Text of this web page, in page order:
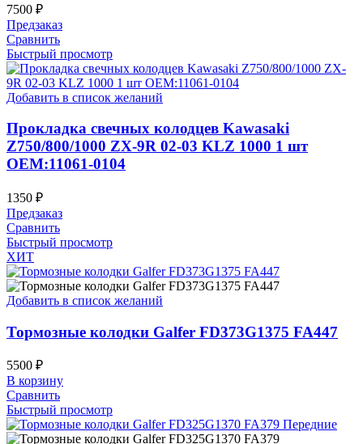
7500 ₽
Предзаказ
Сравнить
Быстрый просмотр
Добавить в список желаний
Прокладка свечных колодцев Kawasaki
Z750/800/1000 ZX-9R 02-03 KLZ 1000 1 шт
OEM:11061-0104
1350 ₽
Предзаказ
Сравнить
Быстрый просмотр
ХИТ
Добавить в список желаний
Тормозные колодки Galfer FD373G1375 FA447
5500 ₽
В корзину
Сравнить
Быстрый просмотр